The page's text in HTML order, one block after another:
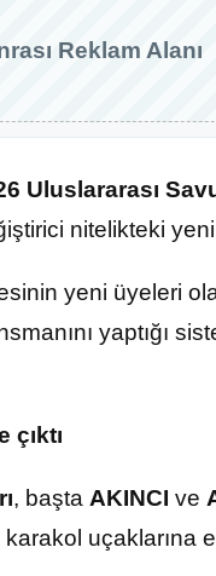
Reklam Alanı
Uluslararası
nitelikteki yeni
yeni üyeleri
yaptığı
, başta AKINCI ve
uçaklarına